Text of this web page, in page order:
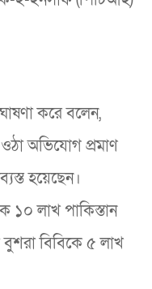
করে বলেন,
অভিযোগ প্রমাণ
হয়েছেন।
১০ লাখ পাকিস্তান
বিবিকে ৫ লাখ